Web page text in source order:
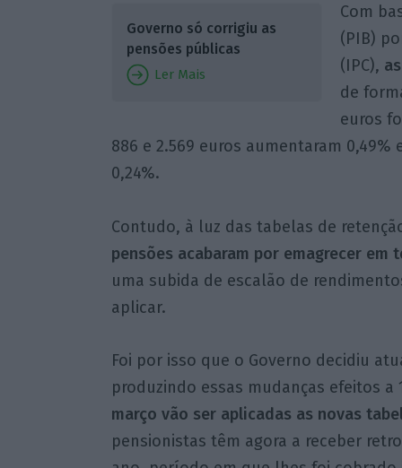
Governo só corrigiu as
pensões públicas
Ler Mais
Com
(PIB)
(IPC),
de
euros
886 e 2.569 euros aumentaram 0,49%
0,24%.
Contudo, à luz das tabelas de
pensões acabaram por emagrecer em
uma subida de escalão de
aplicar.
Foi por isso que o Governo decidiu
produzindo essas mudanças efeitos a
março vão ser aplicadas as novas
pensionistas têm agora a receber